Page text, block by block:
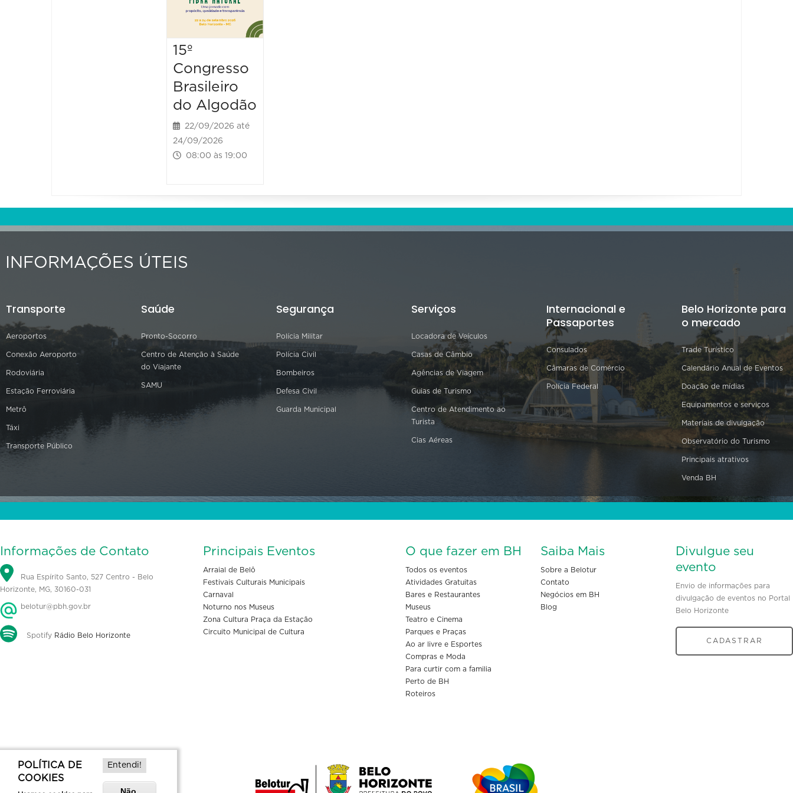
15º
Congresso
Brasileiro
do Algodão
22/09/2026 até
24/09/2026
08:00 às 19:00
INFORMAÇÕES ÚTEIS
Transporte
Aeroportos
Conexão Aeroporto
Rodoviária
Estação Ferroviária
Metrô
Táxi
Transporte Público
Saúde
Pronto-Socorro
Centro de Atenção à Saúde
do Viajante
SAMU
Segurança
Polícia Militar
Polícia Civil
Bombeiros
Defesa Civil
Guarda Municipal
Serviços
Locadora de Veículos
Casas de Câmbio
Agências de Viagem
Guias de Turismo
Centro de Atendimento ao
Turista
Cias Aéreas
Internacional e
Passaportes
Consulados
Câmaras de Comércio
Polícia Federal
Belo Horizonte para
o mercado
Trade Turístico
Calendário Anual de Eventos
Doação de mídias
Equipamentos e serviços
Materiais de divulgação
Observatório do Turismo
Principais atrativos
Venda BH
Informações de Contato
Rua Espírito Santo, 527 Centro - Belo
Horizonte, MG, 30160-031
belotur@pbh.gov.br
Spotify Rádio Belo Horizonte
Principais Eventos
Arraial de Belô
Festivais Culturais Municipais
Carnaval
Noturno nos Museus
Zona Cultura Praça da Estação
Circuito Municipal de Cultura
O que fazer em BH
Todos os eventos
Atividades Gratuitas
Bares e Restaurantes
Museus
Teatro e Cinema
Parques e Praças
Ao ar livre e Esportes
Compras e Moda
Para curtir com a familia
Perto de BH
Roteiros
Saiba Mais
Sobre a Belotur
Contato
Negócios em BH
Blog
Divulgue seu
evento
Envio de informações para
divulgação de eventos no Portal
Belo Horizonte
CADASTRAR
POLÍTICA DE
COOKIES
Entendi!